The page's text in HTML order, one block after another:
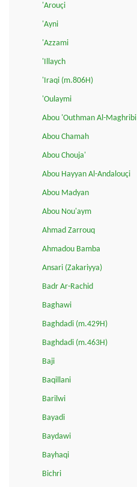
'Arouçi
'Ayni
'Azzami
'Illaych
'Iraqi (m.806H)
'Oulaymi
Abou 'Outhman Al-Maghribi
Abou Chamah
Abou Chouja'
Abou Hayyan Al-Andalouçi
Abou Madyan
Abou Nou'aym
Ahmad Zarrouq
Ahmadou Bamba
Ansari (Zakariyya)
Badr Ar-Rachid
Baghawi
Baghdadi (m.429H)
Baghdadi (m.463H)
Baji
Baqillani
Barilwi
Bayadi
Baydawi
Bayhaqi
Bichri